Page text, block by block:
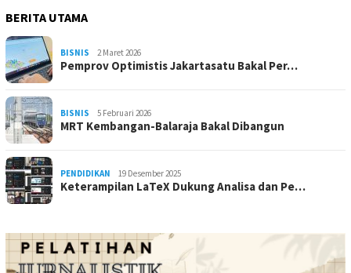
BERITA UTAMA
BISNIS 2 Maret 2026
Pemprov Optimistis Jakartasatu Bakal Per…
BISNIS 5 Februari 2026
MRT Kembangan-Balaraja Bakal Dibangun
PENDIDIKAN 19 Desember 2025
Keterampilan LaTeX Dukung Analisa dan Pe…